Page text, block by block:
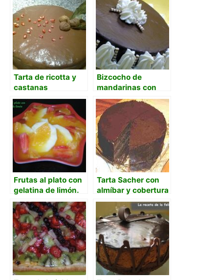
Tarta de ricotta y
castanas
Bizcocho de
mandarinas con
cobertura de
chocolate
Frutas al plato con
gelatina de limón.
Tarta Sacher con
almíbar y cobertura
de chocolate